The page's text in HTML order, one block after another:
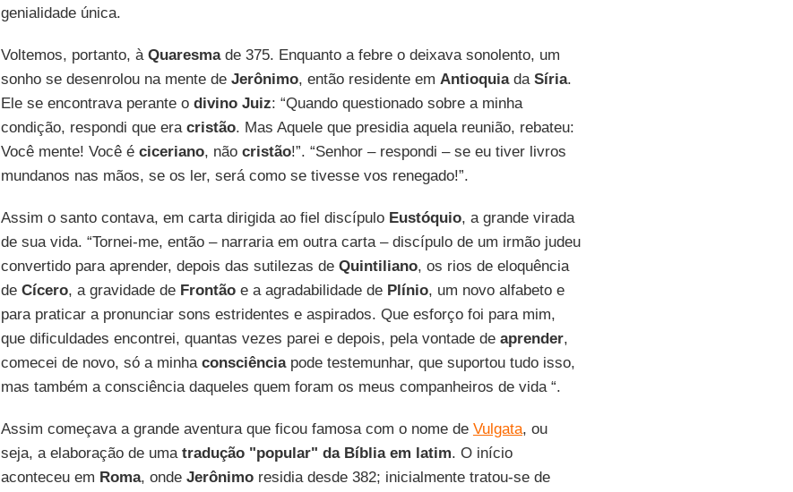
genialidade única.
Voltemos, portanto, à Quaresmade 375. Enquanto a febre o deixava sonolento, um
sonho se desenrolou na mente de Jerônimo, então residente em Antioquiada Síria.
Ele se encontrava perante o divino Juiz: “Quando questionado sobre a minha
condição, respondi que era cristão. Mas Aquele que presidia aquela reunião, rebateu:
Você mente! Você é ciceriano, não cristão!”. “Senhor – respondi – se eu tiver livros
mundanos nas mãos, se os ler, será como se tivesse vos renegado!”.
Assim o santo contava, em carta dirigida ao fiel discípulo Eustóquio, a grande virada
de sua vida. “Tornei-me, então – narraria em outra carta – discípulo de um irmão judeu
convertido para aprender, depois das sutilezas de Quintiliano, os rios de eloquência
de Cícero, a gravidade de Frontãoe a agradabilidade de Plínio, um novo alfabeto e
para praticar a pronunciar sons estridentes e aspirados. Que esforço foi para mim,
que dificuldades encontrei, quantas vezes parei e depois, pela vontade de aprender,
comecei de novo, só a minha consciênciapode testemunhar, que suportou tudo isso,
mas também a consciência daqueles quem foram os meus companheiros de vida “.
Assim começava a grande aventura que ficou famosa com o nome de Vulgata, ou
seja, a elaboração de uma tradução "popular" da Bíblia em latim. O início
aconteceu em Roma, onde Jerônimoresidia desde 382; inicialmente tratou-se de